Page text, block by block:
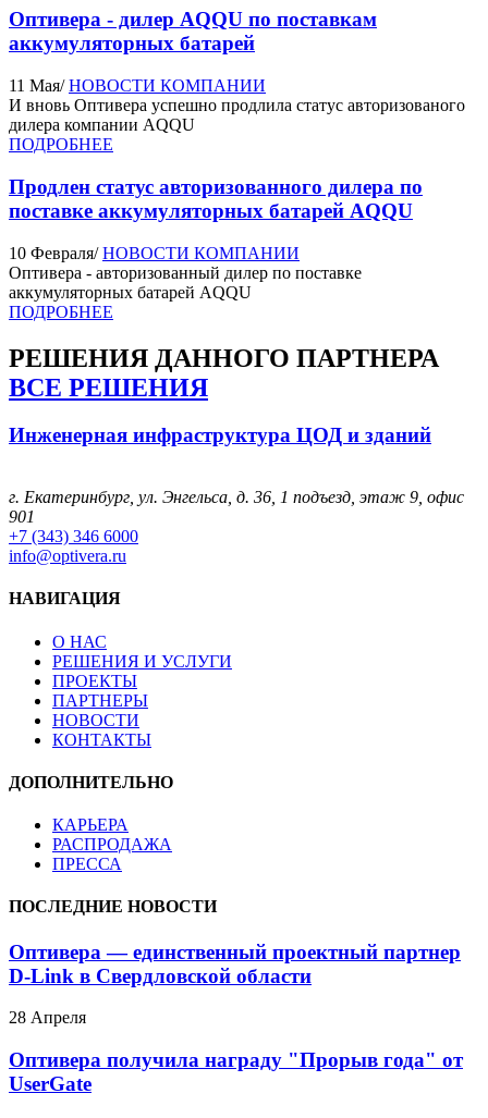
Оптивера - дилер AQQU по поставкам
аккумуляторных батарей
11 Мая/ НОВОСТИ КОМПАНИИ
И вновь Оптивера успешно продлила статус авторизованого
дилера компании AQQU
ПОДРОБНЕЕ
Продлен статус авторизованного дилера по
поставке аккумуляторных батарей AQQU
10 Февраля/ НОВОСТИ КОМПАНИИ
Оптивера - авторизованный дилер по поставке
аккумуляторных батарей AQQU
ПОДРОБНЕЕ
РЕШЕНИЯ ДАННОГО ПАРТНЕРА
ВСЕ РЕШЕНИЯ
Инженерная инфраструктура ЦОД и зданий
г. Екатеринбург, ул. Энгельса, д. 36, 1 подъезд, этаж 9, офис
901
+7 (343) 346 6000
info@optivera.ru
НАВИГАЦИЯ
О НАС
РЕШЕНИЯ И УСЛУГИ
ПРОЕКТЫ
ПАРТНЕРЫ
НОВОСТИ
КОНТАКТЫ
ДОПОЛНИТЕЛЬНО
КАРЬЕРА
РАСПРОДАЖА
ПРЕССА
ПОСЛЕДНИЕ НОВОСТИ
Оптивера — единственный проектный партнер
D-Link в Свердловской области
28 Апреля
Оптивера получила награду "Прорыв года" от
UserGate